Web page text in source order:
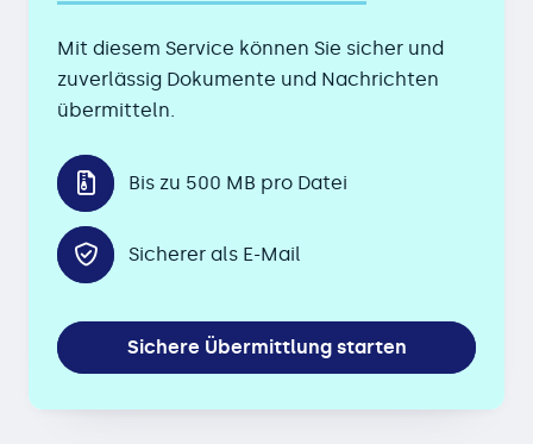
Mit diesem Service können Sie sicher und
zuverlässig Dokumente und Nachrichten
übermitteln.
Bis zu 500 MB pro Datei
Sicherer als E-Mail
Sichere Übermittlung starten